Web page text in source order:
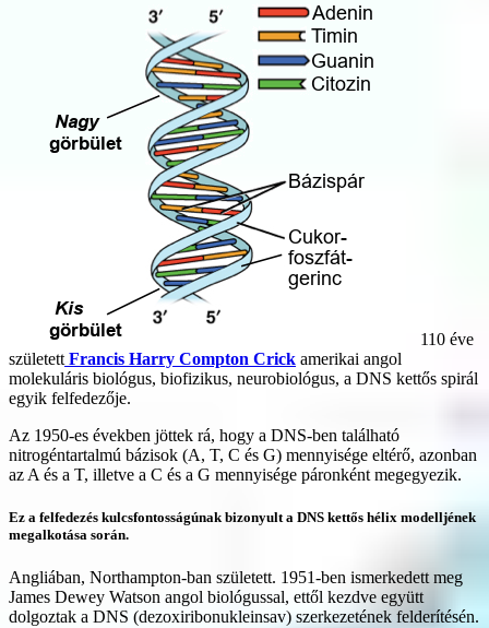
110 éve
született Francis Harry Compton Crick amerikai angol
molekuláris biológus, biofizikus, neurobiológus, a DNS kettős spirál
egyik felfedezője.
Az 1950-es években jöttek rá, hogy a DNS-ben található
nitrogéntartalmú bázisok (A, T, C és G) mennyisége eltérő, azonban
az A és a T, illetve a C és a G mennyisége páronként megegyezik.
Ez a felfedezés kulcsfontosságúnak bizonyult a DNS kettős hélix modelljének
megalkotása során.
Angliában, Northampton-ban született. 1951-ben ismerkedett meg
James Dewey Watson angol biológussal, ettől kezdve együtt
dolgoztak a DNS (dezoxiribonukleinsav) szerkezetének felderítésén.